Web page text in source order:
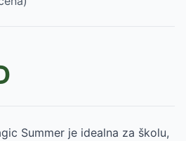
Summer je idealna za školu,